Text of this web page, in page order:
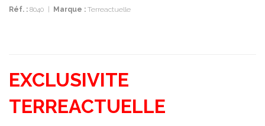
Réf. : 8040 Marque : Terreactuelle
EXCLUSIVITE
TERREACTUELLE